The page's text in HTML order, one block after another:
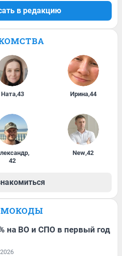
в редакцию
Ната,43 Ирина,44
,
42
New,42
на ВО и СПО в первый год